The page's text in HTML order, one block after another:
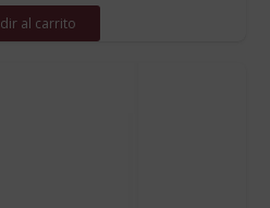
al carrito